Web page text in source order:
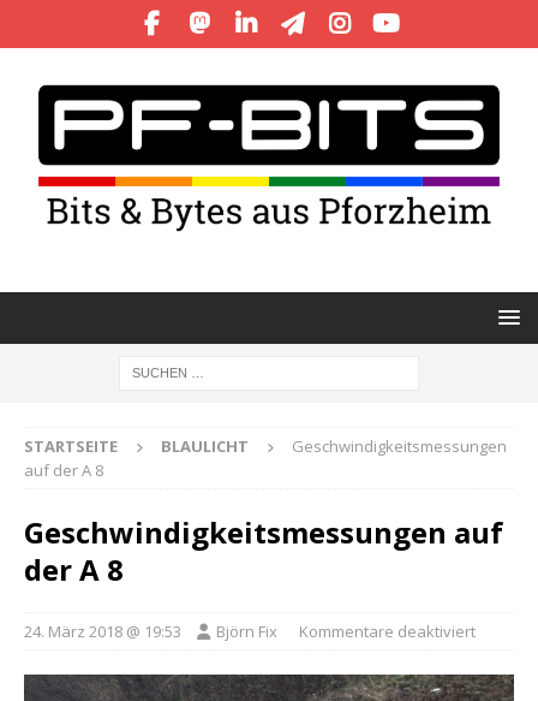
STARTSEITE BLAULICHT
Geschwindigkeitsmessungen
auf der A 8
Geschwindigkeitsmessungen auf
der A 8
24. März 2018 @ 19:53 Björn Fix Kommentare deaktiviert